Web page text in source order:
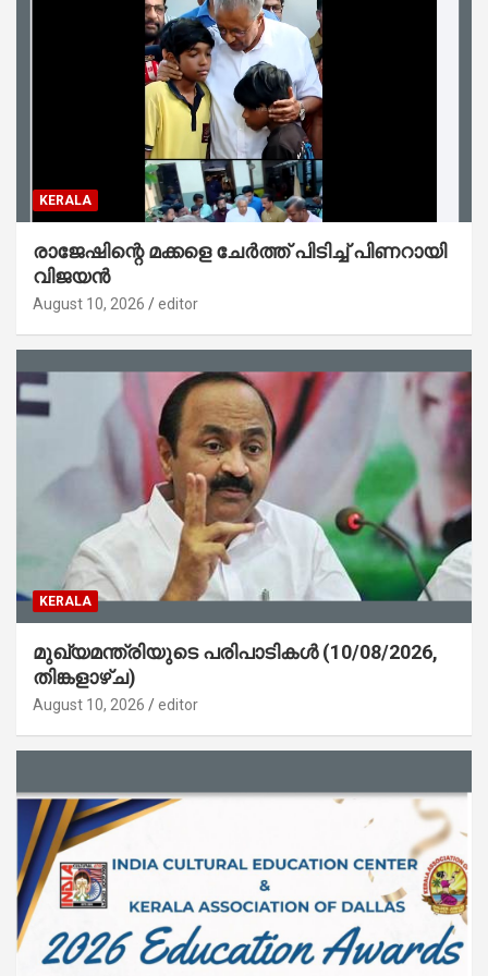
KERALA
രാജേഷിന്റെ മക്കളെ ചേർത്ത് പിടിച്ച് പിണറായി
വിജയൻ
August 10, 2026 editor
KERALA
മുഖ്യമന്ത്രിയുടെ പരിപാടികൾ (10/08/2026,
തിങ്കളാഴ്ച)
August 10, 2026 editor